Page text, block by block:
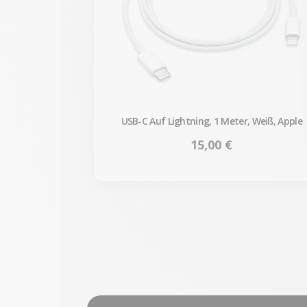
USB-C Auf Lightning, 1 Meter, Weiß, Apple
Preis
15,00 €